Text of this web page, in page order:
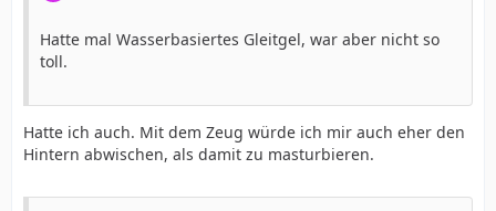
Hatte mal Wasserbasiertes Gleitgel, war aber nicht so
toll.
Hatte ich auch. Mit dem Zeug würde ich mir auch eher den
Hintern abwischen, als damit zu masturbieren.